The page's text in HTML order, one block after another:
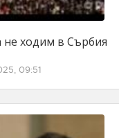
ходим в Сърбия
09:51